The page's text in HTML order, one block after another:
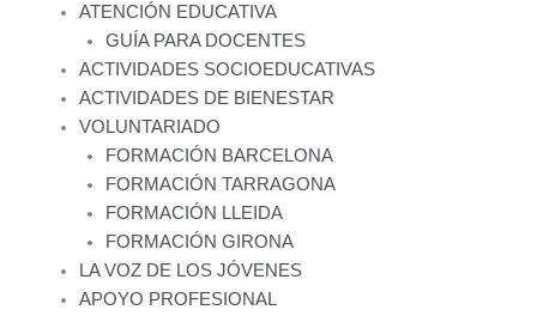
ATENCIÓN EDUCATIVA
GUÍA PARA DOCENTES
ACTIVIDADES SOCIOEDUCATIVAS
ACTIVIDADES DE BIENESTAR
VOLUNTARIADO
FORMACIÓN BARCELONA
FORMACIÓN TARRAGONA
FORMACIÓN LLEIDA
FORMACIÓN GIRONA
LA VOZ DE LOS JÓVENES
APOYO PROFESIONAL